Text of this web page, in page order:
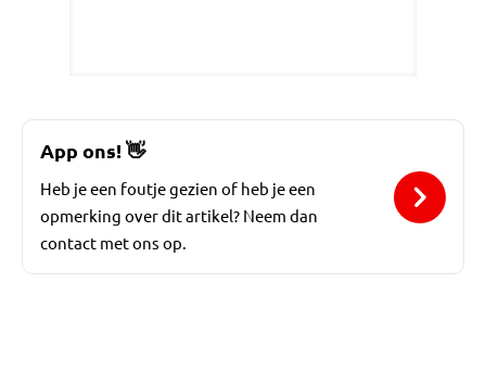
App ons!👋
Heb je een foutje gezien of heb je een
opmerking over dit artikel? Neem dan
contact met ons op.